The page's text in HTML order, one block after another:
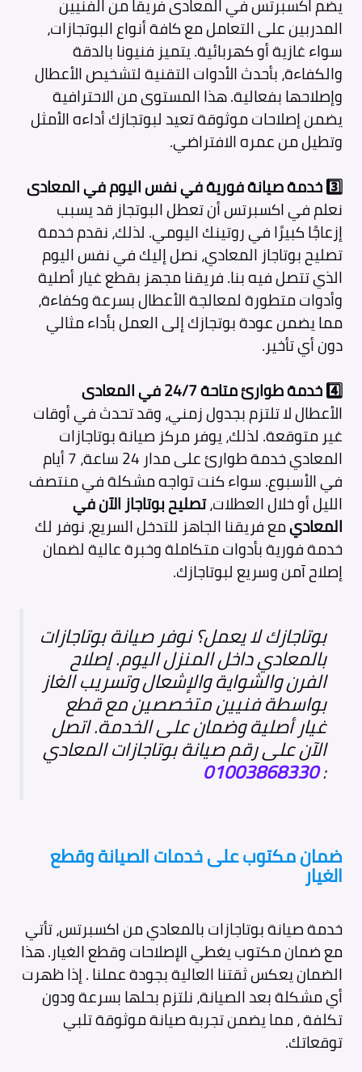
يضم اكسبرتس في المعادى فريقًا من الفنيين
المدربين على التعامل مع كافة أنواع البوتجازات،
سواء غازية أو كهربائية. يتميز فنيونا بالدقة
والكفاءة، بأحدث الأدوات التقنية لتشخيص الأعطال
وإصلاحها بفعالية. هذا المستوى من الاحترافية
يضمن إصلاحات موثوقة تعيد لبوتجازك أداءه الأمثل
وتطيل من عمره الافتراضي.
3️⃣ خدمة صيانة فورية في نفس اليوم في المعادى
نعلم في اكسبرتس أن تعطل البوتجاز قد يسبب
إزعاجًا كبيرًا في روتينك اليومي. لذلك، نقدم خدمة
تصليح بوتاجاز المعادي، نصل إليك في نفس اليوم
الذي تتصل فيه بنا. فريقنا مجهز بقطع غيار أصلية
وأدوات متطورة لمعالجة الأعطال بسرعة وكفاءة،
مما يضمن عودة بوتجازك إلى العمل بأداء مثالي
دون أي تأخير.
4️⃣ خدمة طوارئ متاحة 24/7 في المعادى
الأعطال لا تلتزم بجدول زمني، وقد تحدث في أوقات
غير متوقعة. لذلك، يوفر مركز صيانة بوتاجازات
المعادي خدمة طوارئ على مدار 24 ساعة، 7 أيام
في الأسبوع. سواء كنت تواجه مشكلة في منتصف
الليل أو خلال العطلات،تصليح بوتاجاز الآن في
المعاديمع فريقنا الجاهز للتدخل السريع، نوفر لك
خدمة فورية بأدوات متكاملة وخبرة عالية لضمان
إصلاح آمن وسريع لبوتاجازك.
بوتاجازك لا يعمل؟ نوفر صيانة بوتاجازات
بالمعادي داخل المنزل اليوم. إصلاح
الفرن والشواية والإشعال وتسريب الغاز
بواسطة فنيين متخصصين مع قطع
غيار أصلية وضمان على الخدمة. اتصل
الآن على رقم صيانة بوتاجازات المعادي
:
01003868330
ضمان مكتوب على خدمات الصيانة وقطع
الغيار
خدمة صيانة بوتاجازات بالمعادي من اكسبرتس، تأتي
مع ضمان مكتوب يغطي الإصلاحات وقطع الغيار. هذا
الضمان يعكس ثقتنا العالية بجودة عملنا . إذا ظهرت
أي مشكلة بعد الصيانة، نلتزم بحلها بسرعة ودون
تكلفة ، مما يضمن تجربة صيانة موثوقة تلبي
توقعاتك.